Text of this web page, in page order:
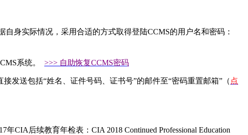
自身实际情况，采用合适的方式取得登陆CCMS的用户名和密码：
系统。 >>> 自助恢复CCMS密码
发送包括“姓名、证件号码、证书号”的邮件至“密码重置邮箱”（ 点
CIA后续教育年检表：CIA 2018 Continued Professional Education